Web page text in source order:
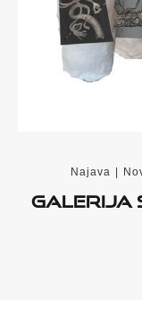
Najava
Galerija